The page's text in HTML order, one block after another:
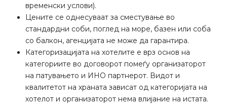
временски услови).
Цените се однесуваат за сместување во
стандардни соби, поглед на море, базен или соба
со балкон, агенцијата не може да гарантира.
Категоризацијата на хотелите е врз основ на
категориите во договорот помеѓу организаторот
на патувањето и ИНО партнерот. Видот и
квалитетот на храната зависат од категоријата на
хотелот и организаторот нема влијание на истата.